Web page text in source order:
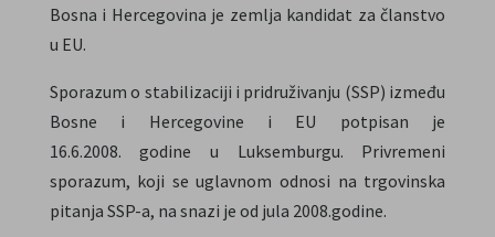
Bosna i Hercegovina je zemlja kandidat za članstvo
u EU.
Sporazum o stabilizaciji i pridruživanju (SSP) između
Bosne i Hercegovine i EU potpisan je
16.6.2008. godine u Luksemburgu. Privremeni
sporazum, koji se uglavnom odnosi na trgovinska
pitanja SSP-a, na snazi je od jula 2008.godine.